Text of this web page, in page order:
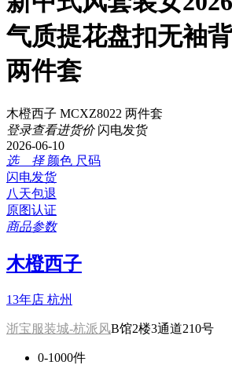
气质提花盘扣无袖
两件套
木橙西子 MCXZ8022 两件套
登录查看进货价 闪电发货
2026-06-10
选 择 颜色 尺码
闪电发货
八天包退
原图认证
商品参数
木橙西子
13年店 杭州
浙宝服装城-杭派风B馆2楼3通道210号
0-1000件